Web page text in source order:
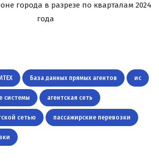
города в разрезе по кварталам 2024
года
База данных прямых агентов ис
системы агентская сеть
сетью пассажирские перевозки